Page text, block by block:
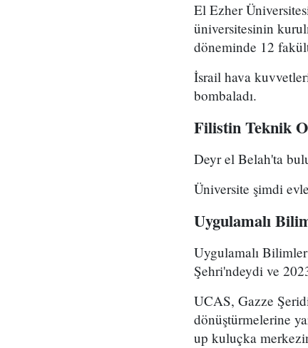
El Ezher
üniversitesinin
döneminde 12
İsrail hava
bombaladı.
Filistin Teknik
Deyr el Belah'ta
Üniversite şimdi
Uygulamalı
Uygulamalı
Şehri'ndeydi ve
UCAS, Gazze
dönüştürmelerine
up kuluçka